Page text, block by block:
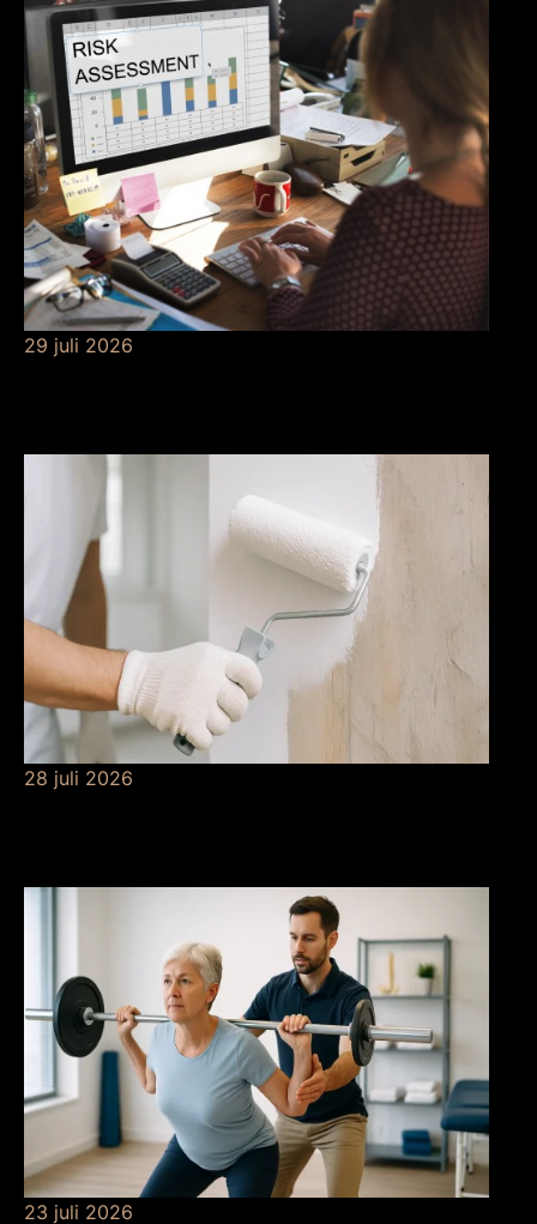
29 juli 2026
28 juli 2026
23 juli 2026